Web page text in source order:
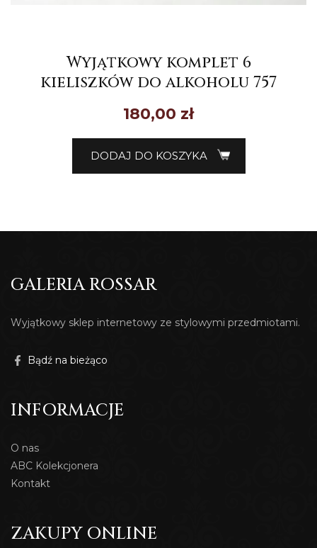
Wyjątkowy komplet 6
kieliszków do alkoholu 757
180,00 zł
DODAJ DO KOSZYKA
GALERIA ROSSAR
Wyjątkowy sklep internetowy ze stylowymi przedmiotami.
Bądź na bieżąco
INFORMACJE
O nas
ABC Kolekcjonera
Kontakt
ZAKUPY ONLINE